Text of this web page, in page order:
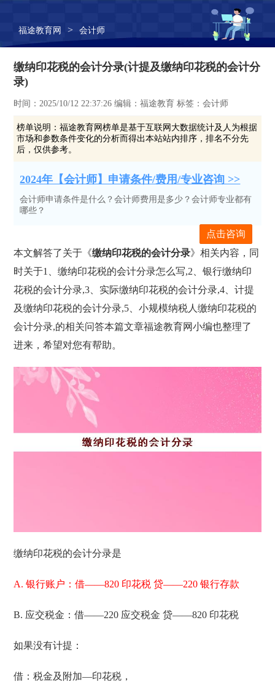
福途教育网 > 会计师
缴纳印花税的会计分录(计提及缴纳印花税的会计分
录)
时间：2025/10/12 22:37:26 编辑：福途教育 标签：会计师
榜单说明：福途教育网榜单是基于互联网大数据统计及人为根据
市场和参数条件变化的分析而得出本站站内排序，排名不分先
后，仅供参考。
2024年【会计师】申请条件/费用/专业咨询 >>
会计师申请条件是什么？会计师费用是多少？会计师专业都有
哪些？
点击咨询
本文解答了关于《缴纳印花税的会计分录》相关内容，同
时关于1、缴纳印花税的会计分录怎么写,2、银行缴纳印
花税的会计分录,3、实际缴纳印花税的会计分录,4、计提
及缴纳印花税的会计分录,5、小规模纳税人缴纳印花税的
会计分录,的相关问答本篇文章福途教育网小编也整理了
进来，希望对您有帮助。
缴纳印花税的会计分录是
A. 银行账户：借——820 印花税 贷——220 银行存款
B. 应交税金：借——220 应交税金 贷——820 印花税
如果没有计提：
借：税金及附加—印花税，